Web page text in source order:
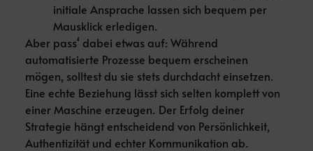
initiale Ansprache lassen sich bequem per
Mausklick erledigen.
Aber pass‘ dabei etwas auf: Während
automatisierte Prozesse bequem erscheinen
mögen, solltest du sie stets durchdacht einsetzen.
Eine echte Beziehung lässt sich selten komplett von
einer Maschine erzeugen. Der Erfolg deiner
Strategie hängt entscheidend von Persönlichkeit,
Authentizität und echter Kommunikation ab.